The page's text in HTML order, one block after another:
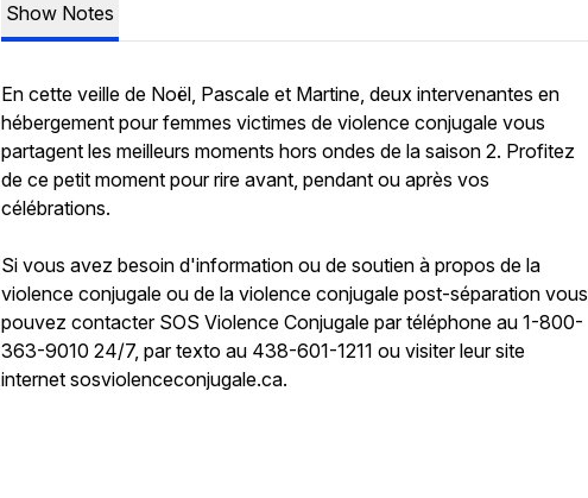
Show Notes
En cette veille de Noël, Pascale et Martine, deux intervenantes en
hébergement pour femmes victimes de violence conjugale vous
partagent les meilleurs moments hors ondes de la saison 2. Profitez
de ce petit moment pour rire avant, pendant ou après vos
célébrations.
Si vous avez besoin d'information ou de soutien à propos de la
violence conjugale ou de la violence conjugale post-séparation vous
pouvez contacter SOS Violence Conjugale par téléphone au 1-800-
363-9010 24/7, par texto au 438-601-1211 ou visiter leur site
internet sosviolenceconjugale.ca.